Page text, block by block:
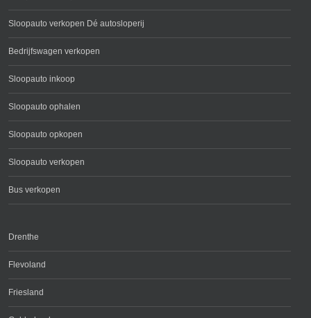
Sloopauto verkopen Dé autosloperij
Bedrijfswagen verkopen
Sloopauto inkoop
Sloopauto ophalen
Sloopauto opkopen
Sloopauto verkopen
Bus verkopen
Drenthe
Flevoland
Friesland